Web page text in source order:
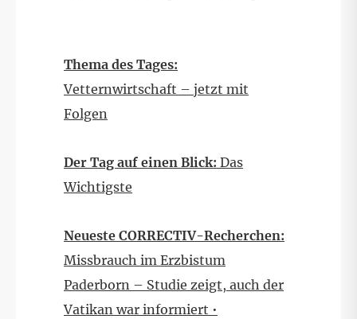
Thema des Tages:
Vetternwirtschaft – jetzt mit
Folgen
Der Tag auf einen Blick: Das
Wichtigste
Neueste CORRECTIV-Recherchen:
Missbrauch im Erzbistum
Paderborn – Studie zeigt, auch der
Vatikan war informiert •